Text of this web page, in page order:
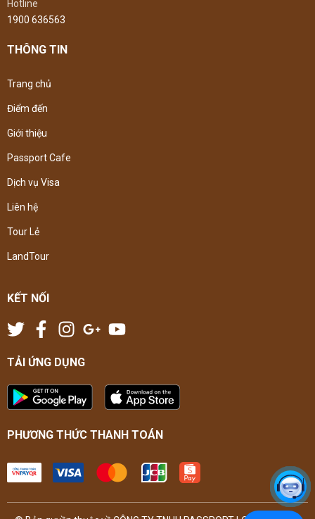
Hotline
1900 636563
THÔNG TIN
Trang chủ
Điểm đến
Giới thiệu
Passport Cafe
Dịch vụ Visa
Liên hệ
Tour Lẻ
LandTour
KẾT NỐI
TẢI ỨNG DỤNG
PHƯƠNG THỨC THANH TOÁN